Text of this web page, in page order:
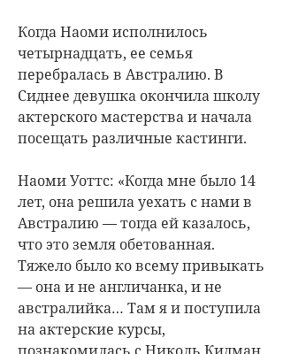
Когда Наоми исполнилось
четырнадцать, ее семья
перебралась в Австралию. В
Сиднее девушка окончила школу
актерского мастерства и начала
посещать различные кастинги.
Наоми Уоттс: «Когда мне было 14
лет, она решила уехать с нами в
Австралию — тогда ей казалось,
что это земля обетованная.
Тяжело было ко всему привыкать
— она и не англичанка, и не
австралийка… Там я и поступила
на актерские курсы,